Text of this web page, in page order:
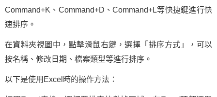
Command+K、Command+D、Command+L等快捷鍵進行快
速排序。
在資料夾視圖中，點擊滑鼠右鍵，選擇「排序方式」，可以
按名稱、修改日期、檔案類型等進行排序。
以下是使用Excel時的操作方法：